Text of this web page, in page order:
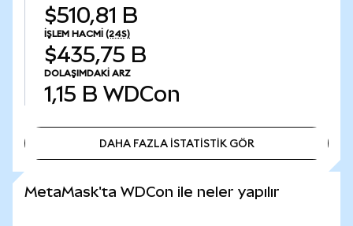
$510,81 B
İŞLEM HACMI (24S)
$435,75 B
DOLAŞIMDAKI ARZ
1,15 B WDCon
DAHA FAZLA İSTATİSTİK GÖR
MetaMask'ta WDCon ile neler yapılır